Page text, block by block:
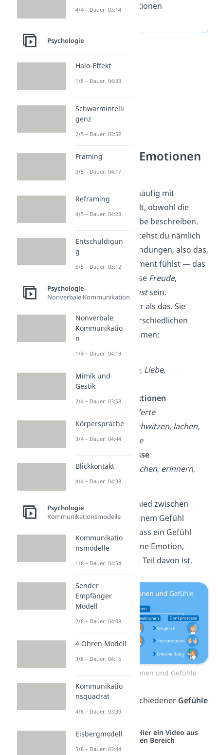
körperlichen Reaktionen
Unterschied: Emotionen
und Gefühle
Emotionen werden häufig mit
Gefühlen verwechselt, obwohl die
Begriffe nicht dasselbe beschreiben.
Unter Gefühlen verstehst du nämlich
ausschließlich Empfindungen, also das,
was du in einem Moment fühlst — das
können beispielsweise Freude,
Traurigkeit
oder Angstsein.
Emotionen sind mehr als das. Sie
setzen sich aus unterschiedlichen
Bestandteilen zusammen:
Gefühle
Freude, Liebe,
Überraschung
Körperliche Reaktionen
veränderte
Herzfrequenz
schwitzen, lachen,
Klang der Stimme
Kognitive Prozesse
Beispiele: v
ergleichen, erinnern,
entscheiden
Merke:
Der Unterschied zwischen
einer Emotion und einem Gefühl
besteht also darin, dass ein Gefühl
nicht dasselbe wie eine Emotion,
sondern lediglich ein Teil davon ist.
Unterschied: Emotionen und Gefühle
EineListevieler verschiedener Gefühle
findest duhier!
Studyflix vernetzt: Hier ein Video aus
einem anderen Bereich
4/4 – Dauer: 03:14
Psychologie
Halo-Effekt
1/5 – Dauer: 04:33
Schwarmintelli
genz
2/5 – Dauer: 03:52
Framing
3/5 – Dauer: 04:17
Reframing
4/5 – Dauer: 04:23
Entschuldigun
g
5/5 – Dauer: 03:12
Psychologie
Nonverbale Kommunikation
Nonverbale
Kommunikatio
n
1/4 – Dauer: 04:19
Mimik und
Gestik
2/4 – Dauer: 03:58
Körpersprache
3/4 – Dauer: 04:44
Blickkontakt
4/4 – Dauer: 04:38
Psychologie
Kommunikationsmodelle
Kommunikatio
nsmodelle
1/8 – Dauer: 04:54
Sender
Empfänger
Modell
2/8 – Dauer: 04:08
4 Ohren Modell
3/8 – Dauer: 04:15
Kommunikatio
nsquadrat
4/8 – Dauer: 03:39
Eisbergmodell
5/8 – Dauer: 03:44